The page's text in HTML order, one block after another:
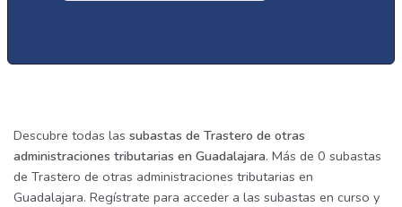
Descubre todas las subastas de Trastero de otras
administraciones tributarias en Guadalajara. Más de 0 subastas
de Trastero de otras administraciones tributarias en
Guadalajara. Regístrate para acceder a las subastas en curso y